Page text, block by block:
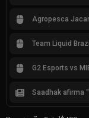
Agropesca
Team Liquid
G2 Esports vs